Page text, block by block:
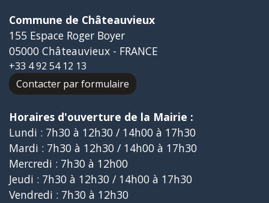
Commune de Châteauvieux
155 Espace Roger Boyer
05000 Châteauvieux - FRANCE
+33 4 92 54 12 13
Contacter par formulaire
Horaires d'ouverture de la Mairie :
Lundi : 7h30 à 12h30 / 14h00 à 17h30
Mardi : 7h30 à 12h30 / 14h00 à 17h30
Mercredi : 7h30 à 12h00
Jeudi : 7h30 à 12h30 / 14h00 à 17h30
Vendredi : 7h30 à 12h30